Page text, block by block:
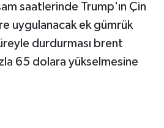
saatlerinde Trump'ın Çin
uygulanacak ek gümrük
durdurması brent
65 dolara yükselmesine